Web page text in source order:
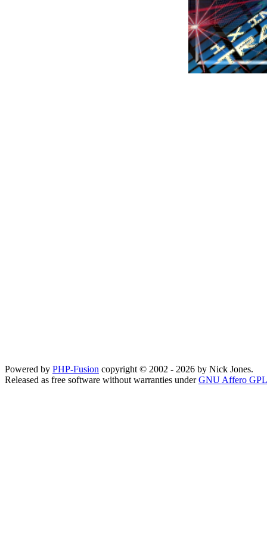
Powered by PHP-Fusion copyright © 2002 - 2026 by Nick Jones.
Released as free software without warranties underGNU Affero GPL